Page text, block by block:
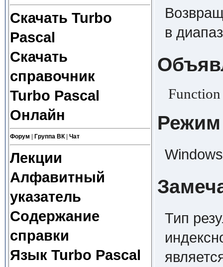
Скачать Turbo
Pascal
Скачать
справочник
Turbo Pascal
Онлайн
Форум Группа ВК| Чат
Лекции
Алфавитный
указатель
Содержание
справки
Язык Turbo Pascal
в
Режим
Тип